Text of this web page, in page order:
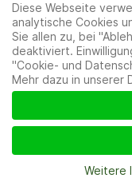
und
Diese Webseite
analytische Cookies
Sie allen zu, bei
deaktiviert.
"Cookie- und
Mehr dazu in unserer
Weitere